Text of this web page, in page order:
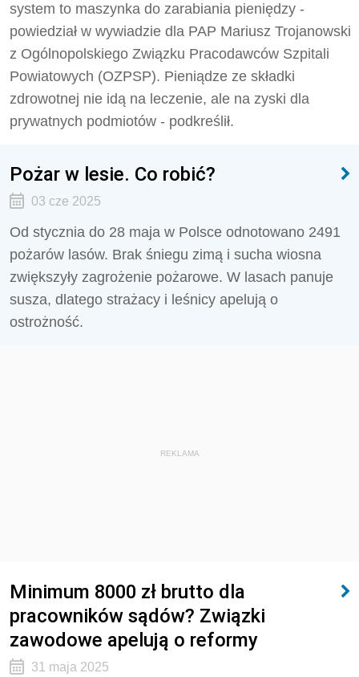
system to maszynka do zarabiania pieniędzy -
powiedział w wywiadzie dla PAP Mariusz Trojanowski
z Ogólnopolskiego Związku Pracodawców Szpitali
Powiatowych (OZPSP). Pieniądze ze składki
zdrowotnej nie idą na leczenie, ale na zyski dla
prywatnych podmiotów - podkreślił.
Pożar w lesie. Co robić?
03 cze 2025
Od stycznia do 28 maja w Polsce odnotowano 2491
pożarów lasów. Brak śniegu zimą i sucha wiosna
zwiększyły zagrożenie pożarowe. W lasach panuje
susza, dlatego strażacy i leśnicy apelują o
ostrożność.
REKLAMA
Minimum 8000 zł brutto dla
pracowników sądów? Związki
zawodowe apelują o reformy
31 maja 2025